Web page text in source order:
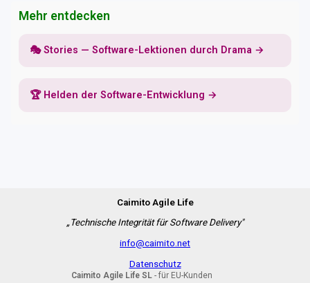
Mehr entdecken
🎭 Stories — Software-Lektionen durch Drama →
🏆 Helden der Software-Entwicklung →
Caimito Agile Life
„Technische Integrität für Software Delivery"
info@caimito.net
Datenschutz
Caimito Agile Life SL - für EU-Kunden